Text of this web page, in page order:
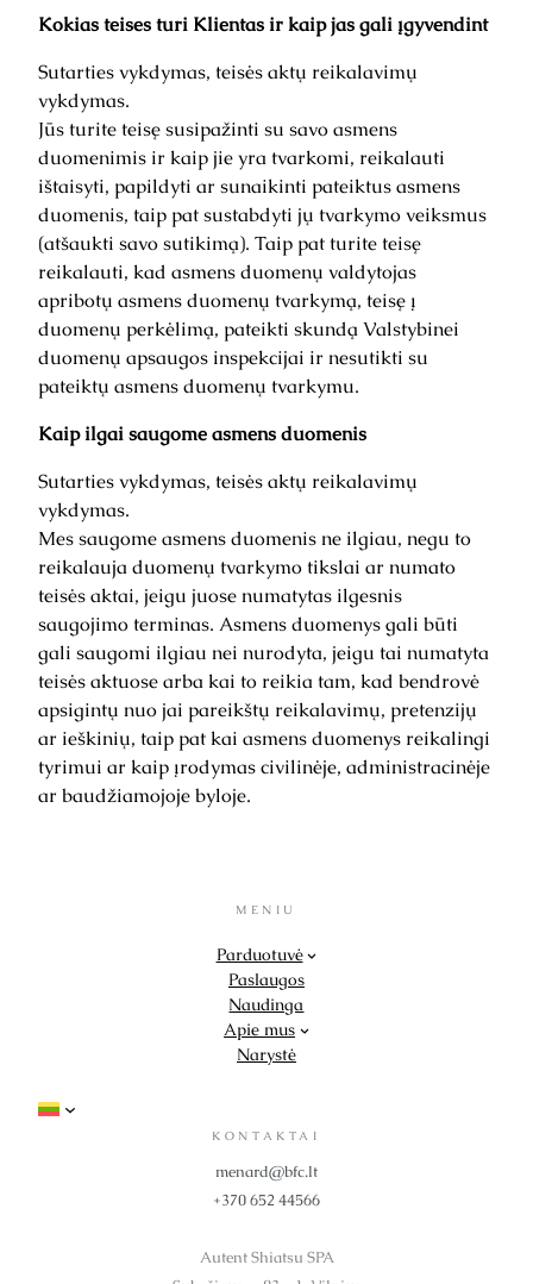
Kokias teises turi Klientas ir kaip jas gali įgyvendint
Sutarties vykdymas, teisės aktų reikalavimų
vykdymas.
Jūs turite teisę susipažinti su savo asmens
duomenimis ir kaip jie yra tvarkomi, reikalauti
ištaisyti, papildyti ar sunaikinti pateiktus asmens
duomenis, taip pat sustabdyti jų tvarkymo veiksmus
(atšaukti savo sutikimą). Taip pat turite teisę
reikalauti, kad asmens duomenų valdytojas
apribotų asmens duomenų tvarkymą, teisę į
duomenų perkėlimą, pateikti skundą Valstybinei
duomenų apsaugos inspekcijai ir nesutikti su
pateiktų asmens duomenų tvarkymu.
Kaip ilgai saugome asmens duomenis
Sutarties vykdymas, teisės aktų reikalavimų
vykdymas.
Mes saugome asmens duomenis ne ilgiau, negu to
reikalauja duomenų tvarkymo tikslai ar numato
teisės aktai, jeigu juose numatytas ilgesnis
saugojimo terminas. Asmens duomenys gali būti
gali saugomi ilgiau nei nurodyta, jeigu tai numatyta
teisės aktuose arba kai to reikia tam, kad bendrovė
apsigintų nuo jai pareikštų reikalavimų, pretenzijų
ar ieškinių, taip pat kai asmens duomenys reikalingi
tyrimui ar kaip įrodymas civilinėje, administracinėje
ar baudžiamojoje byloje.
MENIU
Parduotuvė
Paslaugos
Naudinga
Apie mus
Narystė
KONTAKTAI
menard@bfc.lt
+370 652 44566
Autent Shiatsu SPA